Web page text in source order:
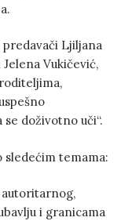
Ljiljana
Vukičević,
doživotno uči“.
sledećim temama:
i granicama